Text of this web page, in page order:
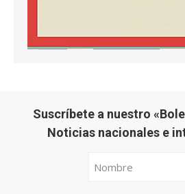
Suscríbete a nuestro
Noticias nacionales e